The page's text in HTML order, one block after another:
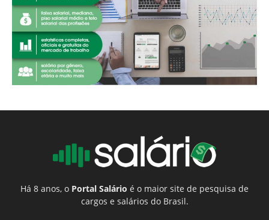
Há 8 anos, o Portal Salário é o maior site de pesquisa de
cargos e salários do Brasil.